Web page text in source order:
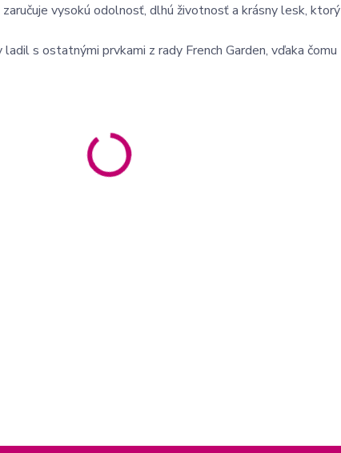
vysokú odolnosť, dlhú životnosť a krásny lesk, ktorý
s ostatnými prvkami z rady French Garden, vďaka čomu